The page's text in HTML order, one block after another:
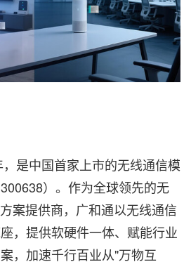
是中国首家上市的无线通信模
）。作为全球领先的无
案提供商，广和通以无线通信
，提供软硬件一体、赋能行业
，加速千行百业从"万物互